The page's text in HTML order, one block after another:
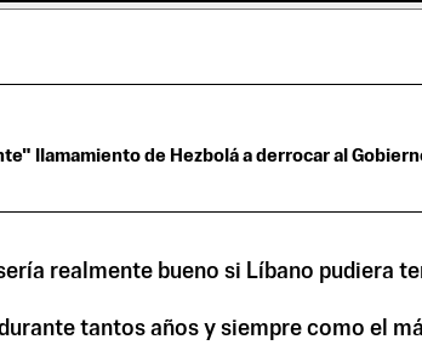
llamamiento de Hezbolá a derrocar al
realmente bueno si Líbano pudiera
tantos años y siempre como el